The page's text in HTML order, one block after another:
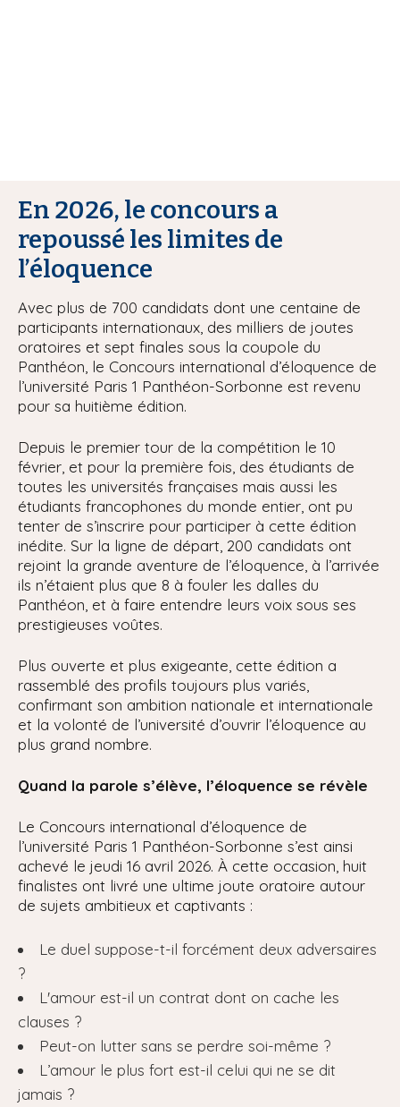
En 2026, le concours a
repoussé les limites de
l’éloquence
Avec plus de 700 candidats dont une centaine de
participants internationaux, des milliers de joutes
oratoires et sept finales sous la coupole du
Panthéon, le Concours international d’éloquence de
l’université Paris 1 Panthéon-Sorbonne est revenu
pour sa huitième édition.
Depuis le premier tour de la compétition le 10
février, et pour la première fois, des étudiants de
toutes les universités françaises mais aussi les
étudiants francophones du monde entier, ont pu
tenter de s’inscrire pour participer à cette édition
inédite. Sur la ligne de départ, 200 candidats ont
rejoint la grande aventure de l’éloquence, à l’arrivée
ils n’étaient plus que 8 à fouler les dalles du
Panthéon, et à faire entendre leurs voix sous ses
prestigieuses voûtes.
Plus ouverte et plus exigeante, cette édition a
rassemblé des profils toujours plus variés,
confirmant son ambition nationale et internationale
et la volonté de l’université d’ouvrir l’éloquence au
plus grand nombre.
Quand la parole s’élève, l’éloquence se révèle
Le Concours international d’éloquence de
l’université Paris 1 Panthéon-Sorbonne s’est ainsi
achevé le jeudi 16 avril 2026. À cette occasion, huit
finalistes ont livré une ultime joute oratoire autour
de sujets ambitieux et captivants :
Le duel suppose-t-il forcément deux adversaires
?
L'amour est-il un contrat dont on cache les
clauses ?
Peut-on lutter sans se perdre soi-même ?
L’amour le plus fort est-il celui qui ne se dit
jamais ?